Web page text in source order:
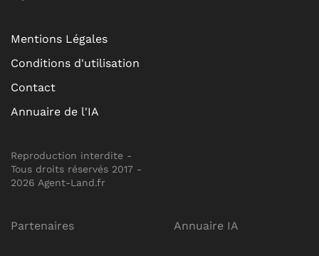
Mentions Légales
Conditions d'utilisation
Contact
Annuaire de l'IA
Reproduction interdite -
Tous droits réservés 2017 -
2026 Agent-Land.fr
Partenaires Annuaire IA